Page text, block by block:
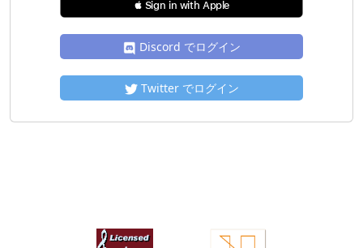
 Sign in with Apple
Discord でログイン
Twitter でログイン